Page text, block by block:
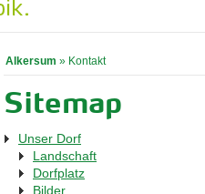
Alkersum » Kontakt
Sitemap
Unser Dorf
Landschaft
Dorfplatz
Bilder